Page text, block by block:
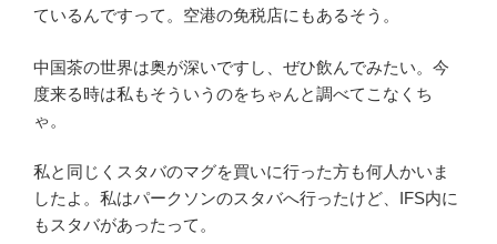
ているんですって。空港の免税店にもあるそう。
中国茶の世界は奥が深いですし、ぜひ飲んでみたい。今
度来る時は私もそういうのをちゃんと調べてこなくち
ゃ。
私と同じくスタバのマグを買いに行った方も何人かいま
したよ。私はパークソンのスタバへ行ったけど、IFS内に
もスタバがあったって。